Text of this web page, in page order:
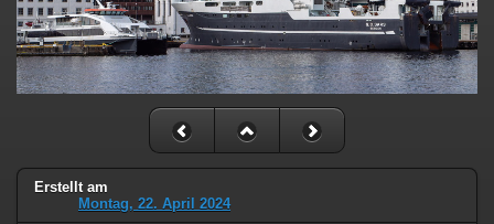
Erstellt am
Montag, 22. April 2024